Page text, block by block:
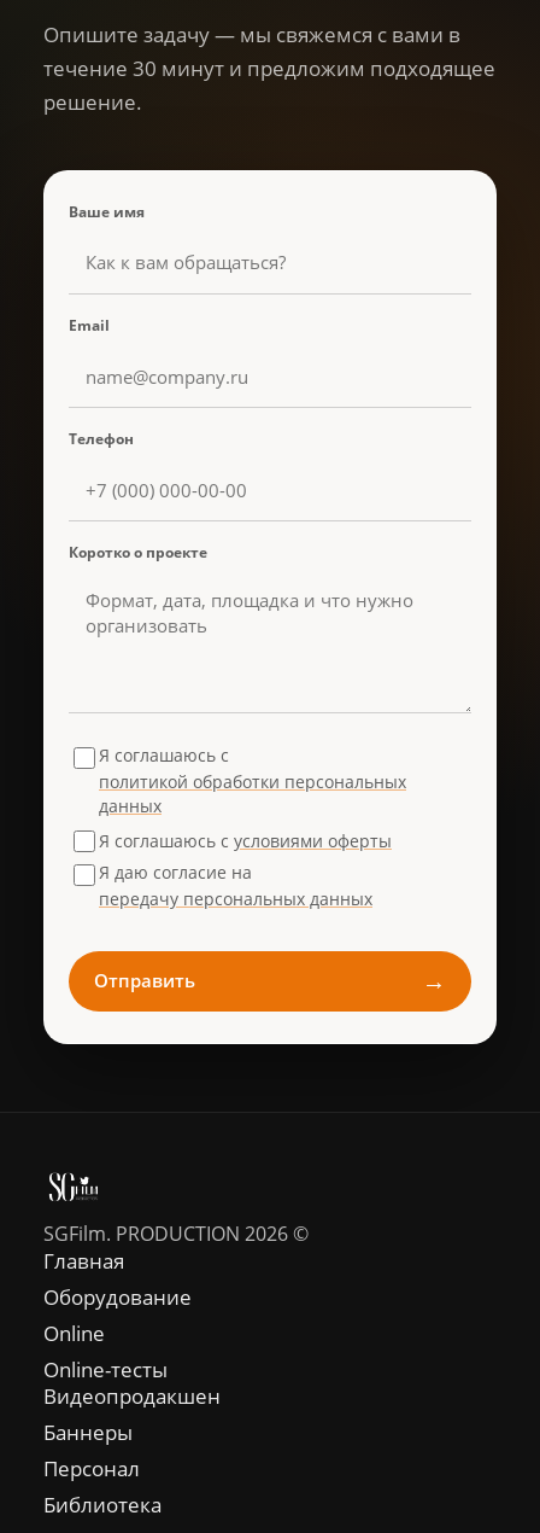
Опишите задачу — мы свяжемся с вами в
течение 30 минут и предложим подходящее
решение.
Ваше имя
Email
Телефон
Коротко о проекте
Я соглашаюсь с
политикой обработки персональных
данных
Я соглашаюсь с условиями оферты
Я даю согласие на
передачу персональных данных
Отправить →
SGFilm. PRODUCTION 2026 ©
Главная
Оборудование
Online
Online-тесты
Видеопродакшен
Баннеры
Персонал
Библиотека